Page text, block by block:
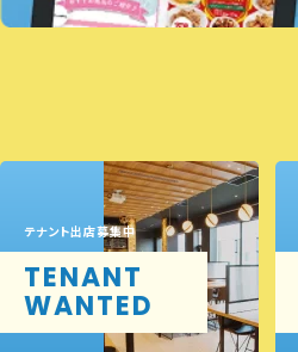
テナント出店募集中
TENANT
WANTED